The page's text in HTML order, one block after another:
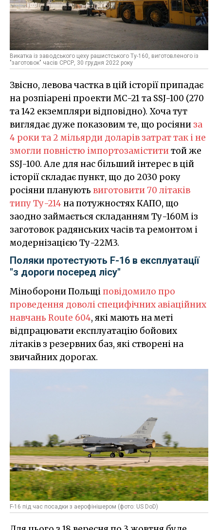
Викатка із заводського цеху рашистського Ту-160, виготовленого із
"заготовок" часів СРСР, 30 грудня 2022 року
Звісно, левова частка в цій історії припадає
на розпіарені проекти МС-21 та SSJ-100 (270
та 142 екземпляри відповідно). Хоча тут
виглядає дуже показовим те, що росіяни за
4 роки та 2 мільярди доларів затрат так і не
змогли повністю імпортозамістититой же
SSJ-100. Але для нас більший інтерес в цій
історії складає пункт, що до 2030 року
росіяни планують виготовити 70 літаків
типу Ту-214на потужностях КАПО, що
заодно займається складанням Ту-160М із
заготовок радянських часів та ремонтом і
модернізацією Ту-22М3.
Поляки протестують F-16 в експлуатації
"з дороги посеред лісу"
Міноборони Польщіповідомило про
проведення доволі специфічних авіаційних
навчань Route 604, які мають на меті
відпрацювати експлуатацію бойових
літаків з резервних баз, які створені на
звичайних дорогах.
F-16 під час посадки з аерофінішером (фото: US DoD)